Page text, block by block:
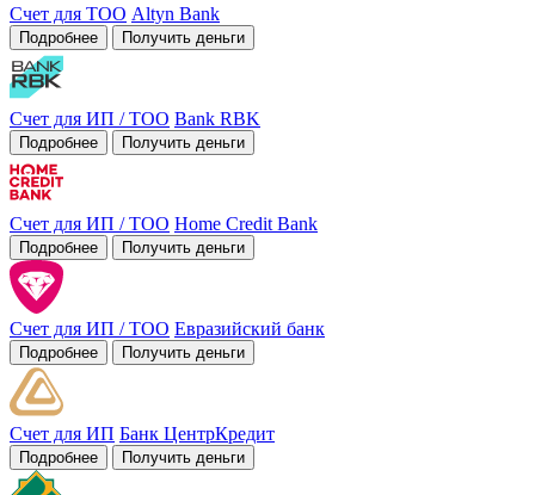
Счет для ТОО Altyn Bank
Подробнее Получить деньги
Счет для ИП / ТОО Bank RBK
Подробнее Получить деньги
Счет для ИП / ТОО Home Credit Bank
Подробнее Получить деньги
Счет для ИП / ТОО Евразийский банк
Подробнее Получить деньги
Счет для ИП Банк ЦентрКредит
Подробнее Получить деньги